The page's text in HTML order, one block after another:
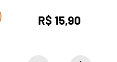
R$ 15,90